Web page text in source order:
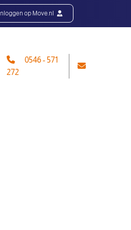
Inloggen op Move.nl
0546 - 571
272